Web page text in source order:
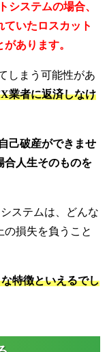
システムの場合、
いたロスカット
あります。
しまう可能性があ
業者に返済しなけ
己破産ができませ
合人生そのものを
ステムは、どんな
損失を負うこと
特徴といえるでし